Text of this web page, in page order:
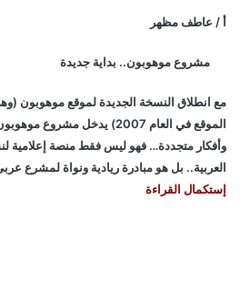
أ / عاطف مظهر
مشروع موهوبون.. بداية جديدة
مع انطلاق النسخة الجديدة لموقع موهوبون
الموقع في العام 2007) يدخل
وأفكار متجددة… فهو ليس فقط منصة إعلامية
العربية.. بل هو مبادرة ريادية ونواة لمشرع
إستكمال القراءة